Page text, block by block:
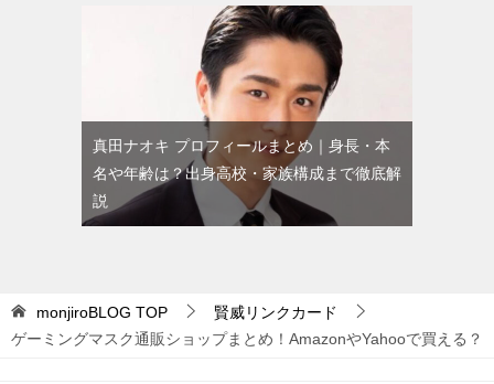
真田ナオキ プロフィールまとめ｜身長・本
名や年齢は？出身高校・家族構成まで徹底解
説
monjiroBLOG TOP
賢威リンクカード
ゲーミングマスク通販ショップまとめ！AmazonやYahooで買える？